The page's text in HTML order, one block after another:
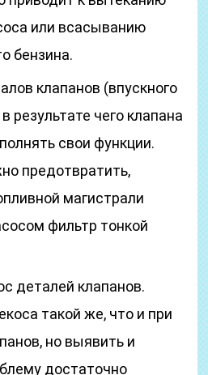
или всасыванию
бензина.
клапанов (впускного
результате чего клапана
свои функции.
предотвратить,
магистрали
фильтр тонкой
деталей клапанов.
такой же, что и при
но выявить и
достаточно